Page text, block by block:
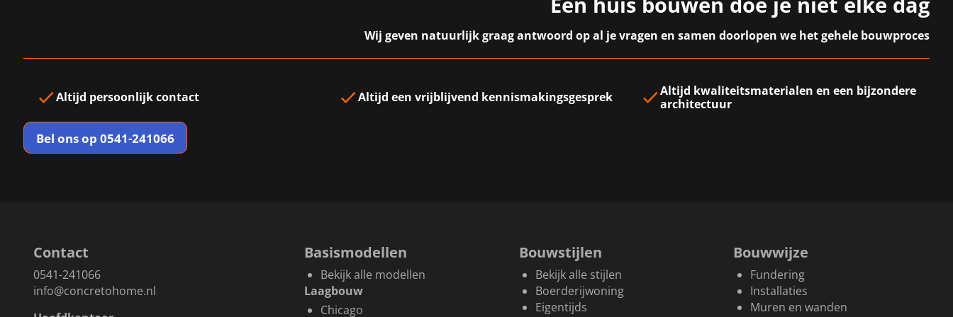
Wij geven natuurlijk graag antwoord op al je vragen en samen doorlopen we het gehele bouwproces
Altijd persoonlijk contact Altijd een vrijblijvend kennismakingsgesprek Altijd kwaliteitsmaterialen en een bijzondere
architectuur
Bel ons op 0541-241066
Contact
0541-241066
info@concretohome.nl
Basismodellen
Bekijk alle modellen
Laagbouw
Chicago
Bouwstijlen
Bekijk alle stijlen
Boerderijwoning
Eigentijds
Bouwwijze
Fundering
Installaties
Muren en wanden